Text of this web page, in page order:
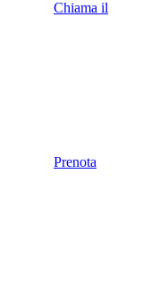
Chiama il
Prenota